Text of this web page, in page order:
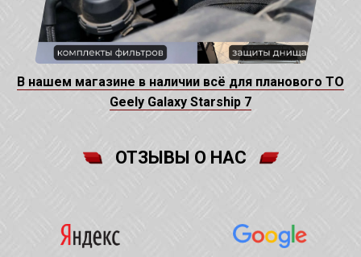
В нашем магазине в наличии всё для планового ТО
Geely Galaxy Starship 7
ОТЗЫВЫ О НАС